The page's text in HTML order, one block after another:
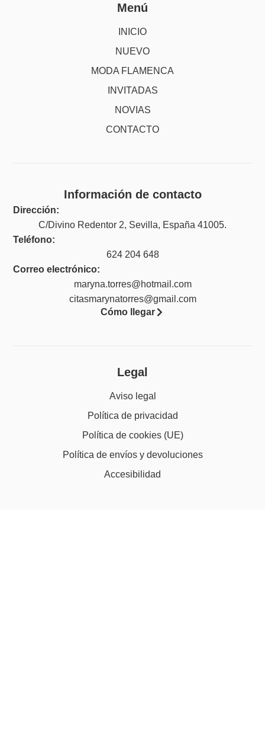
Menú
INICIO
NUEVO
MODA FLAMENCA
INVITADAS
NOVIAS
CONTACTO
Información de contacto
Dirección:
C/Divino Redentor 2, Sevilla, España 41005.
Teléfono:
624 204 648
Correo electrónico:
maryna.torres@hotmail.com
citasmarynatorres@gmail.com
Cómo llegar
Legal
Aviso legal
Política de privacidad
Política de cookies (UE)
Política de envíos y devoluciones
Accesibilidad